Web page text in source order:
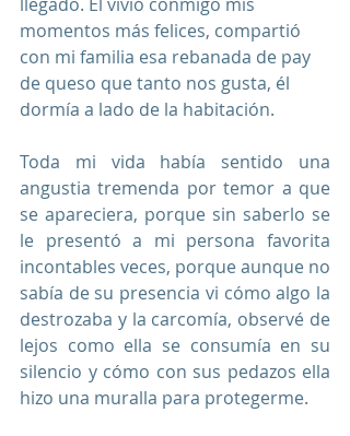
momentos más felices, compartió
con mi familia esa rebanada de pay
de queso que tanto nos gusta, él
dormía a lado de la habitación.
Toda mi vida había sentido una
angustia tremenda por temor a que
se apareciera, porque sin saberlo se
le presentó a mi persona favorita
incontables veces, porque aunque no
sabía de su presencia vi cómo algo la
destrozaba y la carcomía, observé de
lejos como ella se consumía en su
silencio y cómo con sus pedazos ella
hizo una muralla para protegerme.